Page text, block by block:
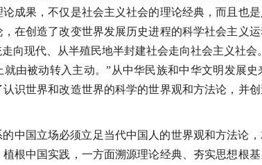
成果，不仅是社会主义社会的理论经典，而且也
在创造了改变世界发展历史进程的科学社会主义
向现代、从半殖民地半封建社会走向社会主义社
由被动转入主动。”从中华民族和中华文明发展
识世界和改造世界的科学的世界观和方法论，并
中国立场必须立足当代中国人的世界观和方法论
根中国实践，一方面溯源理论经典、夯实思想根